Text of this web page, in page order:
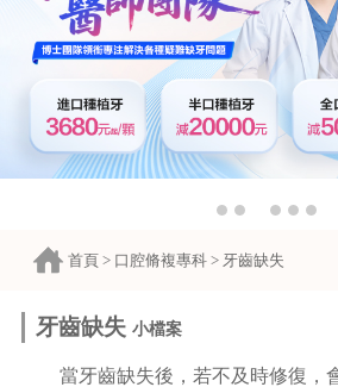
首頁 > 口腔脩複專科 > 牙齒缺失
牙齒缺失 小檔案
當牙齒缺失後，若不及時修復，